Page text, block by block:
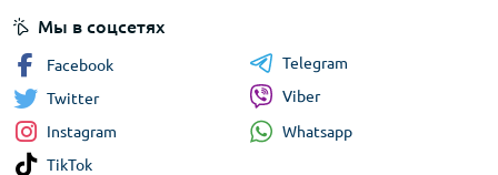
Мы в соцсетях
Facebook
Twitter
Instagram
TikTok
Telegram
Viber
Whatsapp